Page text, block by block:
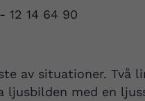
12 14 64 90
av situationer. Två
med en